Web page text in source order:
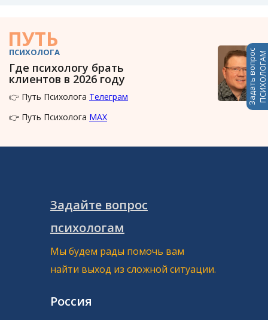
ПУТЬ
ПСИХОЛОГА
Где психологу брать
клиентов в 2026 году
👉 Путь Психолога Телеграм
👉 Путь Психолога MAX
Задать вопросПСИХОЛОГАМ
Задайте вопрос
психологам
Мы будем рады помочь вам
найти выход из сложной ситуации.
Россия